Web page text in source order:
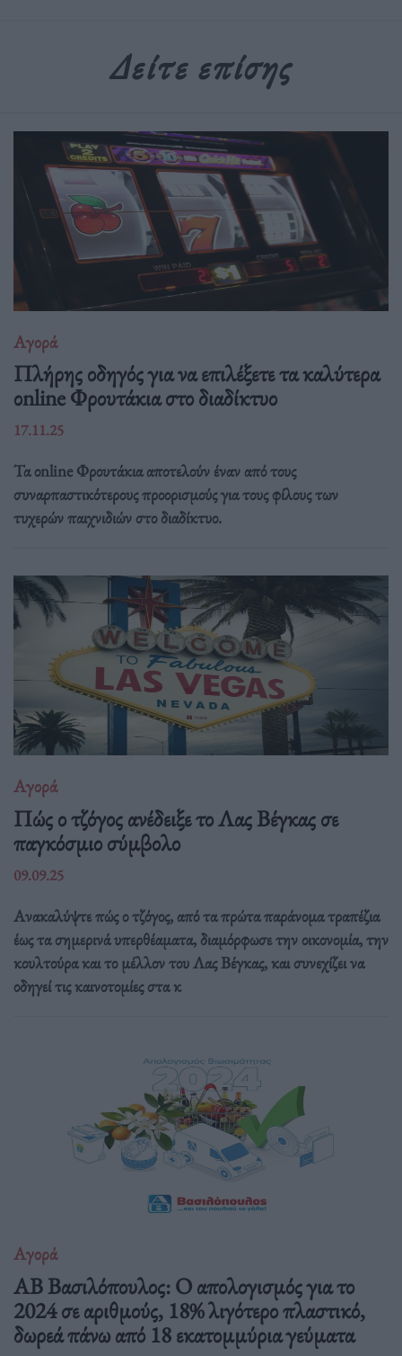
Δείτε επίσης
Αγορά
Πλήρης οδηγός για να επιλέξετε τα καλύτερα
οnline Φρουτάκια στο διαδίκτυο
17.11.25
Τα οnline Φρουτάκια αποτελούν έναν από τους
συναρπαστικότερους προορισμούς για τους φίλους των
τυχερών παιχνιδιών στο διαδίκτυο.
Αγορά
Πώς ο τζόγος ανέδειξε το Λας Βέγκας σε
παγκόσμιο σύμβολο
09.09.25
Ανακαλύψτε πώς ο τζόγος, από τα πρώτα παράνομα τραπέζια
έως τα σημερινά υπερθέαματα, διαμόρφωσε την οικονομία, την
κουλτούρα και το μέλλον του Λας Βέγκας, και συνεχίζει να
οδηγεί τις καινοτομίες στα κ
Αγορά
ΑΒ Βασιλόπουλος: Ο απολογισμός για το
2024 σε αριθμούς, 18% λιγότερο πλαστικό,
δωρεά πάνω από 18 εκατομμύρια γεύματα